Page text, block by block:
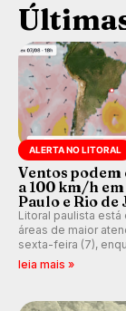
ALERTA NO LITORAL
Ventos podem
a 100 km/h em
Paulo e Rio de
Litoral paulista está
áreas de maior
sexta-feira (7),
de Janeiro também
km/h em Itanhaém.
leia mais »